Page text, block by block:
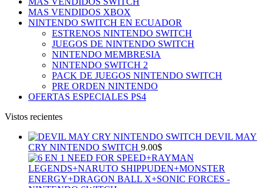
MAS VENDIDOS XBOX
NINTENDO SWITCH EN ECUADOR
ESTRENOS NINTENDO SWITCH
JUEGOS DE NINTENDO SWITCH
NINTENDO MEMBRESIA
NINTENDO SWITCH 2
PACK DE JUEGOS NINTENDO SWITCH
PRE ORDEN NINTENDO
OFERTAS ESPECIALES PS4
Vistos recientes
DEVIL MAY
CRY NINTENDO SWITCH 9.00$